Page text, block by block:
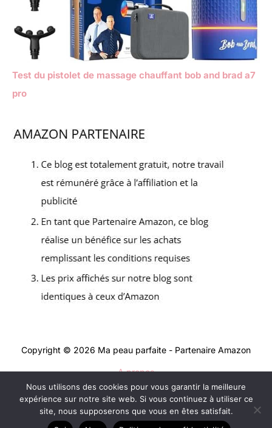
Test du pistolet de massage chauffant bob and brad a7
pro
Copyright © 2026 Ma peau parfaite - Partenaire Amazon
A propos
Contact
Mentions légales
Politique de confidentialité
Nous utilisons des cookies pour vous garantir la meilleure
expérience sur notre site web. Si vous continuez à utiliser ce
site, nous supposerons que vous en êtes satisfait.